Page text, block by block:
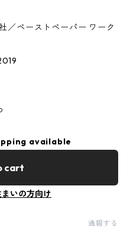
／ペーストペーパー ワーク
available
cart
いの方向け
通報する